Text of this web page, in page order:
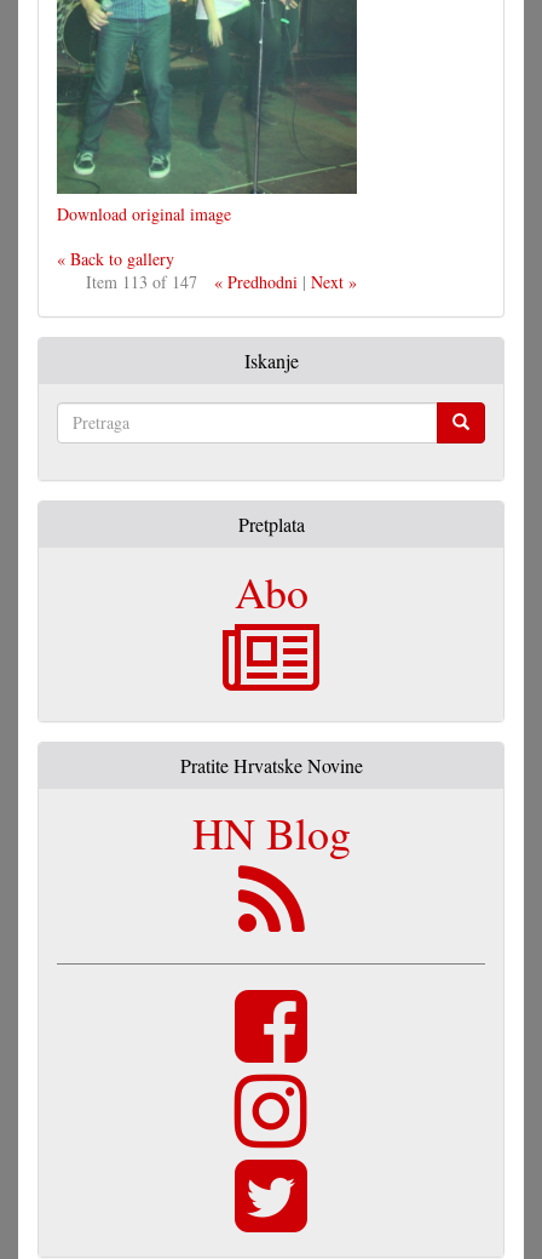
Download original image
« Back to gallery
Item 113 of 147
« Predhodni | Next »
Iskanje
Pretplata
Abo
Pratite Hrvatske Novine
HN Blog